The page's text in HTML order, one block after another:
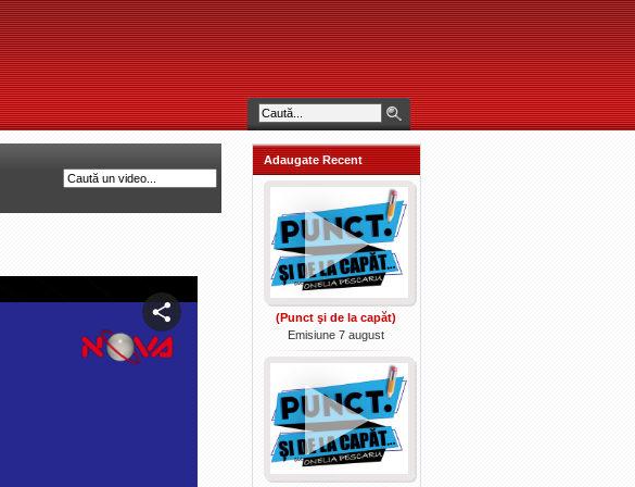
Adaugate Recent
(Punct şi de la capăt)
Emisiune 7 august